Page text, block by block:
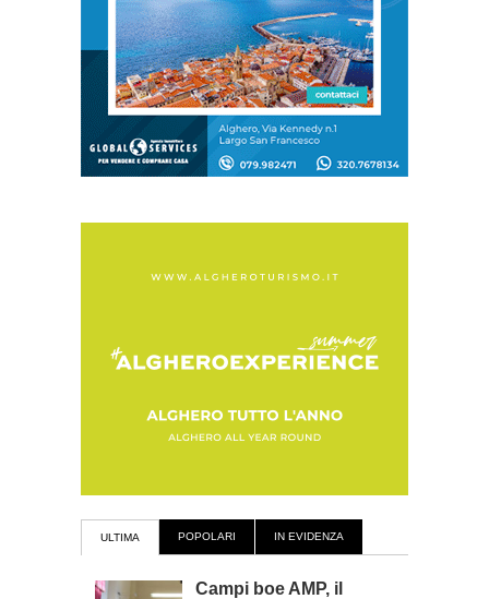
ULTIMA POPOLARI IN EVIDENZA
Campi boe AMP, il